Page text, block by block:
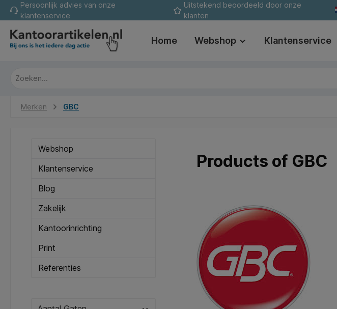
Ga naar de hoofdnavigatie
Persoonlijk advies van onze
klantenservice
Uitstekend beoordeeld door onze
klanten
Home Webshop Klantenservice
Merken GBC
Webshop
Klantenservice
Blog
Zakelijk
Kantoorinrichting
Print
Referenties
Products of GBC